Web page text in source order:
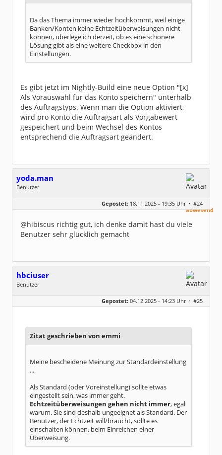
Da das Thema immer wieder hochkommt, weil einige
Banken/Konten keine Echtzeitüberweisungen nicht
können, überlege ich derzeit, ob es eine schönere
Lösung gibt als eine weitere Checkbox in den
Einstellungen.
Es gibt jetzt im Nightly-Build eine neue Option "[x]
Als Vorauswahl für das Konto speichern" unterhalb
des Auftragstyps. Wenn man die Option aktiviert,
wird pro Konto die Auftragsart als Vorgabewert
gespeichert und beim Wechsel des Kontos
entsprechend die Auftragsart geändert.
yoda.man
Benutzer
aktuell
abwesend
Dabei seit:
10 / 2025
Gepostet: 18.11.2025 - 19:35 Uhr · #24
@hibiscus richtig gut, ich denke damit hast du viele
Benutzer sehr glücklich gemacht
hbciuser
Benutzer
Geschlecht:
keine Angabe
Dabei seit:
10 / 2017
Gepostet: 04.12.2025 - 14:23 Uhr · #25
Zitat geschrieben von emmi
Meine bescheidene Meinung zur Standardeinstellung
...
Als Standard (oder Voreinstellung) sollte etwas
eingestellt sein, was immer geht.
Echtzeitüberweisungen gehen nicht immer, egal
warum. Sie sind deshalb ungeeignet als Standard. Der
Benutzer, der Echtzeit will/braucht, sollte es
einschalten können, beim Einreichen einer
Überweisung.